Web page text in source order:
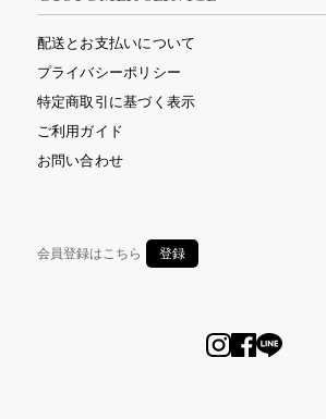
配送とお支払いについて
プライバシーポリシー
特定商取引に基づく表示
ご利用ガイド
お問い合わせ
会員登録はこちら 登録